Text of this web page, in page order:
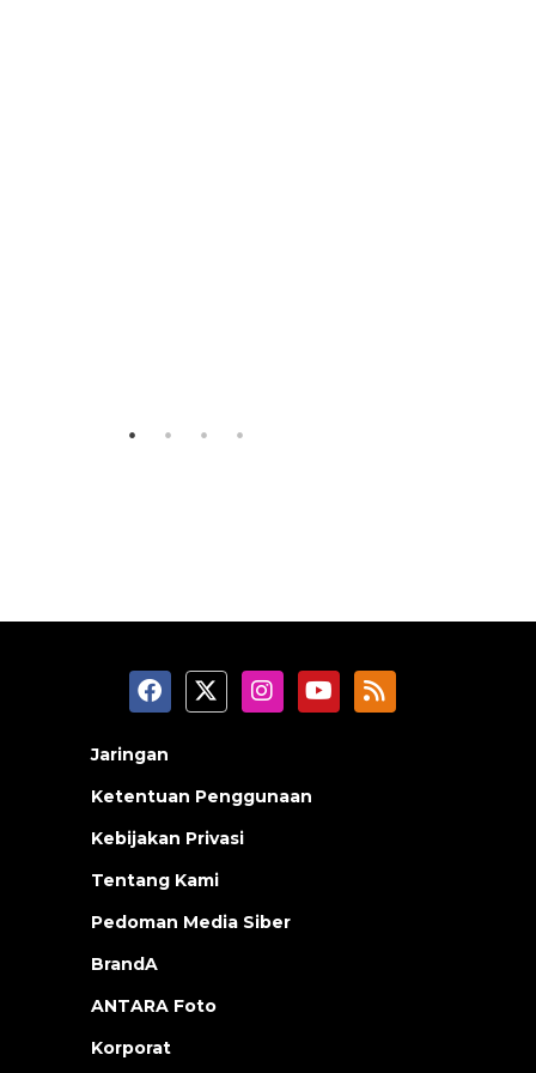
Jaringan
Ketentuan Penggunaan
Kebijakan Privasi
Tentang Kami
Pedoman Media Siber
BrandA
ANTARA Foto
Korporat